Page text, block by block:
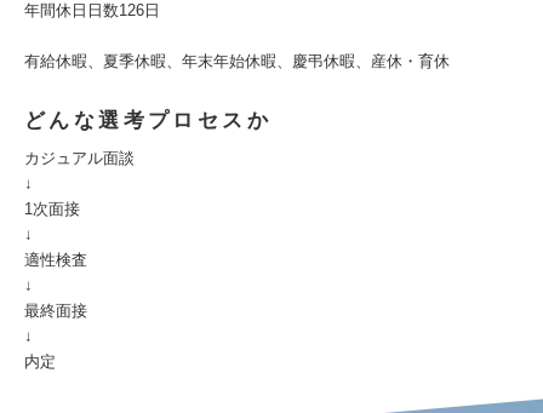
年間休日日数126日
有給休暇、夏季休暇、年末年始休暇、慶弔休暇、産休・育休
どんな選考プロセスか
カジュアル面談
↓
1次面接
↓
適性検査
↓
最終面接
↓
内定